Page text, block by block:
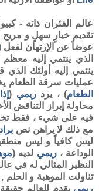
عالم الفئران ذاته -
تقديم خيارٍ سهلٍ و مريح
عوضاً عن الإرتهان لفعل
الذي ينتمي إليه
ينتمي إليه أولئك
عمليات سرقة الطعام
الطعام) ، يردريمي (
محاولة إبراز التناقض
فيه على شيء ، فقط
مع ذلك لا يراهن نص براد
ليس كافياً و ليس
الوداعة ،ريمي لديه (
النظير المثالي له في
تناولت الموهبة و
ريمي يقدم للعالم